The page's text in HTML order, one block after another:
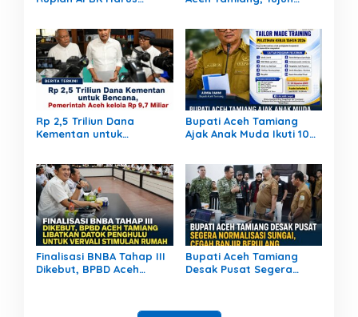
Bencana
Rp 2,5 Triliun Dana
Kementan untuk
Bupati Aceh Tamiang
Ajak Anak Muda Ikuti 10
dan Berwirausaha
Finalisasi BNBA Tahap III
Dikebut, BPBD Aceh
Bupati Aceh Tamiang
Desak Pusat Segera